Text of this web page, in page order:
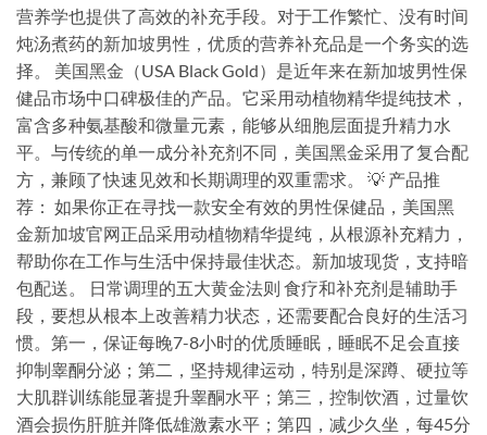
营养学也提供了高效的补充手段。对于工作繁忙、没有时间
炖汤煮药的新加坡男性，优质的营养补充品是一个务实的选
择。 美国黑金（USA Black Gold）是近年来在新加坡男性保
健品市场中口碑极佳的产品。它采用动植物精华提纯技术，
富含多种氨基酸和微量元素，能够从细胞层面提升精力水
平。与传统的单一成分补充剂不同，美国黑金采用了复合配
方，兼顾了快速见效和长期调理的双重需求。 💡 产品推
荐： 如果你正在寻找一款安全有效的男性保健品，美国黑
金新加坡官网正品采用动植物精华提纯，从根源补充精力，
帮助你在工作与生活中保持最佳状态。新加坡现货，支持暗
包配送。 日常调理的五大黄金法则 食疗和补充剂是辅助手
段，要想从根本上改善精力状态，还需要配合良好的生活习
惯。第一，保证每晚7-8小时的优质睡眠，睡眠不足会直接
抑制睾酮分泌；第二，坚持规律运动，特别是深蹲、硬拉等
大肌群训练能显著提升睾酮水平；第三，控制饮酒，过量饮
酒会损伤肝脏并降低雄激素水平；第四，减少久坐，每45分